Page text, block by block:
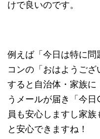
けで良いのです。
例えば「今日は特に問
コンの「おはようござ
すると自治体・家族
うメールが届き「今
員も安心しますし家族
と安心できますね！